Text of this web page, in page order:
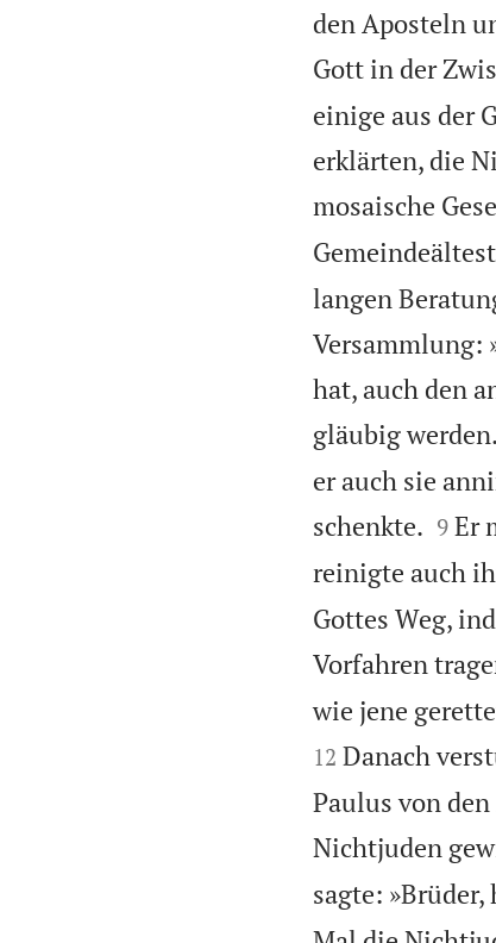
den Aposteln
Gott in der
einige aus der
erklärten, die
mosaische
langen
Versammlung:
hat, auch den
gläubig werden.
er auch sie
schenkte.
9 Er
reinigte auch
Gottes Weg,
Vorfahren
wie jene
12 Danach
Paulus von
Nichtjuden
sagte: